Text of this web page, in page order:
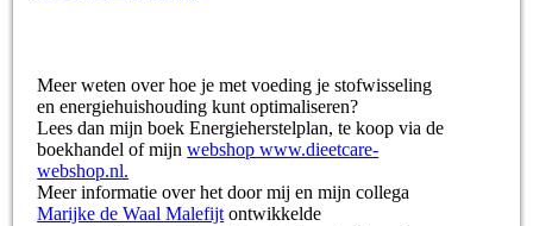
Meer weten over hoe je met voeding je stofwisseling
en energiehuishouding kunt optimaliseren?
Lees dan mijn boek Energieherstelplan, te koop via de
boekhandel of mijnwebshop www.dieetcare-
webshop.nl.
Meer informatie over het door mij en mijn collega
Marijke de Waal Malefijt ontwikkelde